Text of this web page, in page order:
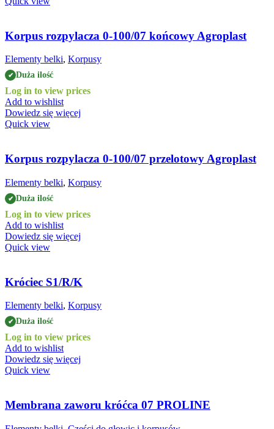
Korpus rozpylacza 0-100/07 końcowy Agroplast
Elementy belki, Korpusy
✔ Duża ilość
Log in to view prices
Add to wishlist
Dowiedz się więcej
Quick view
Korpus rozpylacza 0-100/07 przelotowy Agroplast
Elementy belki, Korpusy
✔ Duża ilość
Log in to view prices
Add to wishlist
Dowiedz się więcej
Quick view
Króciec S1/R/K
Elementy belki, Korpusy
✔ Duża ilość
Log in to view prices
Add to wishlist
Dowiedz się więcej
Quick view
Membrana zaworu króćca 07 PROLINE